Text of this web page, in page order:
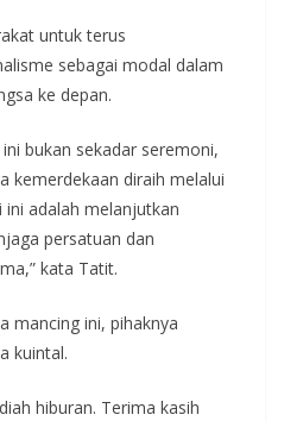
untuk terus
sebagai modal dalam
ke depan.
bukan sekadar seremoni,
kemerdekaan diraih melalui
adalah melanjutkan
persatuan dan
kata Tatit.
mancing ini, pihaknya
kuintal.
hiburan. Terima kasih